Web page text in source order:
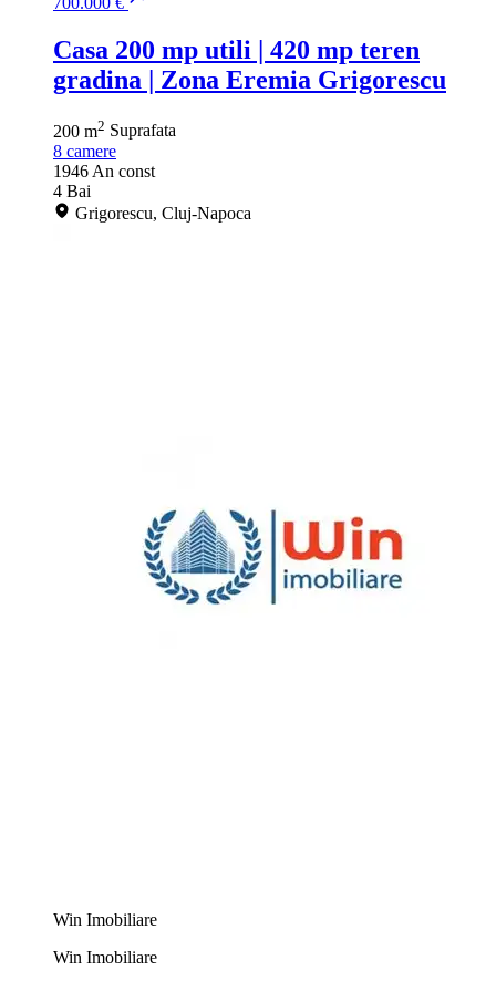
Casa 200 mp utili | 420 mp teren
gradina | Zona Eremia Grigorescu
200 m2 Suprafata
8 camere
1946 An const
4 Bai
Grigorescu, Cluj-Napoca
Win Imobiliare
Win Imobiliare